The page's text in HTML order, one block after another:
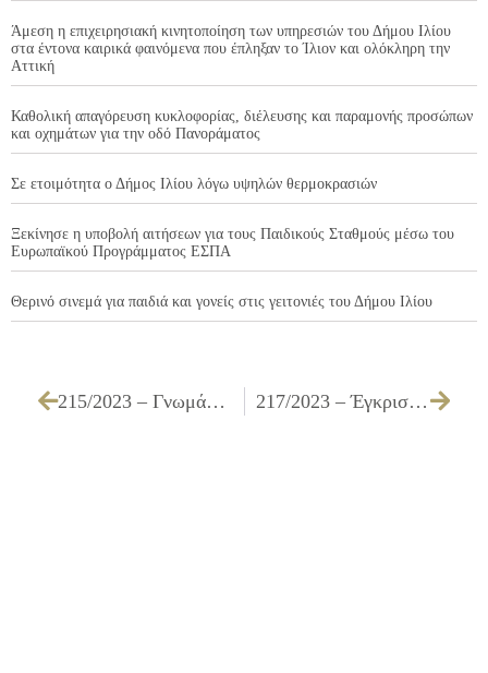
Άμεση η επιχειρησιακή κινητοποίηση των υπηρεσιών του Δήμου Ιλίου
στα έντονα καιρικά φαινόμενα που έπληξαν το Ίλιον και ολόκληρη την
Αττική
Καθολική απαγόρευση κυκλοφορίας, διέλευσης και παραμονής προσώπων
και οχημάτων για την οδό Πανοράματος
Σε ετοιμότητα ο Δήμος Ιλίου λόγω υψηλών θερμοκρασιών
Ξεκίνησε η υποβολή αιτήσεων για τους Παιδικούς Σταθμούς μέσω του
Ευρωπαϊκού Προγράμματος ΕΣΠΑ
Θερινό σινεμά για παιδιά και γονείς στις γειτονιές του Δήμου Ιλίου
215/2023 – Γνωμάτευση για μεταβολές Σχολικών Μονάδων Πρωτοβάθμιας & Δευτεροβάθμιας Εκπαίδευσης για το σχολικό έτος 2024 – 2025 217/2023 – Έγκριση του 2ου Τακτοποιητικού Ανακεφαλαιωτικού Πίνακα Εργασιών του έργου ΑΝΑΚΑΤΑΣΚΕΥΗ ΠΕΖΟΔΡΟΜΙΩΝ ΟΔΟΥ ΠΡΩΤΕΣΙΛΑΟΥ (ΑΠΟ ΑΓ. ΒΑΡΒΑΡΑΣ ΕΩΣ ΑΙΑΚΟΥ)